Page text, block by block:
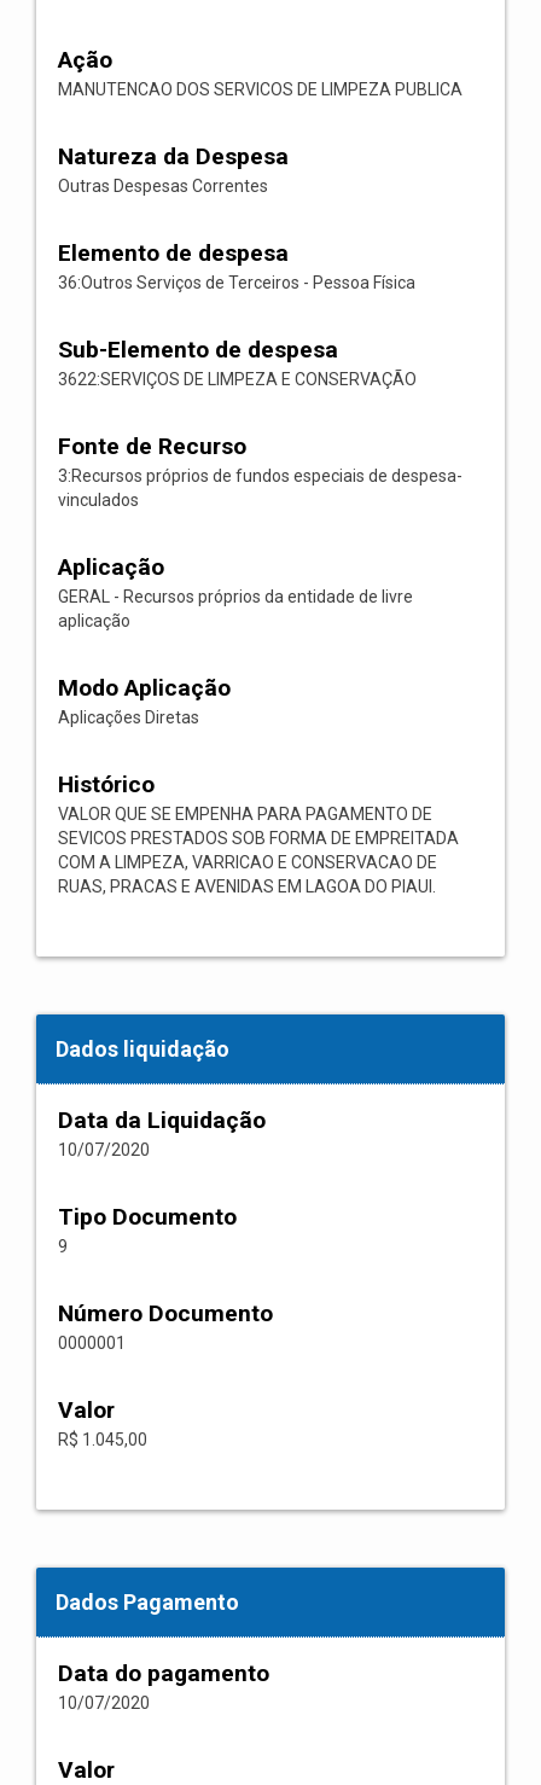
Ação
MANUTENCAO DOS SERVICOS DE LIMPEZA PUBLICA
Natureza da Despesa
Outras Despesas Correntes
Elemento de despesa
36:Outros Serviços de Terceiros - Pessoa Física
Sub-Elemento de despesa
3622:SERVIÇOS DE LIMPEZA E CONSERVAÇÃO
Fonte de Recurso
3:Recursos próprios de fundos especiais de despesa-
vinculados
Aplicação
GERAL - Recursos próprios da entidade de livre
aplicação
Modo Aplicação
Aplicações Diretas
Histórico
VALOR QUE SE EMPENHA PARA PAGAMENTO DE
SEVICOS PRESTADOS SOB FORMA DE EMPREITADA
COM A LIMPEZA, VARRICAO E CONSERVACAO DE
RUAS, PRACAS E AVENIDAS EM LAGOA DO PIAUI.
Dados liquidação
Data da Liquidação
10/07/2020
Tipo Documento
9
Número Documento
0000001
Valor
R$ 1.045,00
Dados Pagamento
Data do pagamento
10/07/2020
Valor